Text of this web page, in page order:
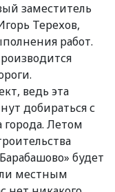
заместитель
Терехов,
работ.
ведь эта
добираться с
города. Летом
будет
местным